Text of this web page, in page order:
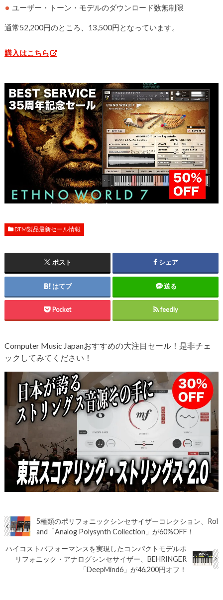
ユーザー・トーン・モデルのダウンロード数無制限
通常52,200円のところ、13,500円となっています。
購入はこちら
DTM製品最新セール情報
ポスト シェア
はてブ 送る
Pocket feedly
Computer Music Japanおすすめの大注目セール！是非チェ
ックしてみてください！
5種類のポリフォニックシンセサイザーコレクション、Rol
and「Analog Polysynth Collection」が60%OFF！
ハイコストパフォーマンスを実現したコンパクトモデルポ
リフォニック・アナログシンセサイザー、BEHRINGER
「DeepMind6」が46,200円オフ！